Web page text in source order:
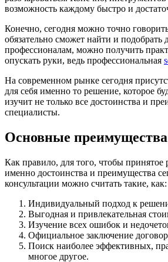
возможность каждому быстро и
Конечно, сегодня можно точно
обязательно сможет найти и
профессионалам, можно получить
опускать руки, ведь профессиональная
На современном рынке сегодня
для себя именно то решение, которое
изучит не только все достоинства и
специалисты.
Основные преимущества
Как правило, для того, чтобы принятое
именно достоинства и преимущества
консультации можно считать такие, как:
Индивидуальный подход к
Выгодная и привлекательная
Изучение всех ошибок и
Официальное заключение
Поиск наиболее эффективных,
многое другое.